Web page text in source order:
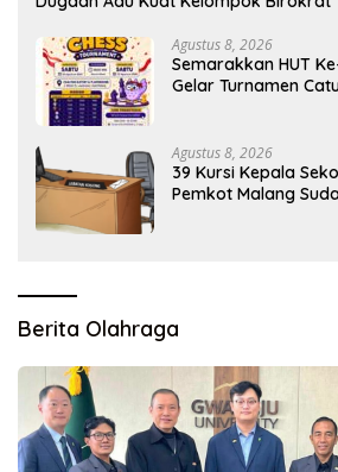
Agustus 8, 2026
Semarakkan HUT
Gelar Turnamen
Agustus 8, 2026
39 Kursi Kepala
Pemkot Malang
Berita Olahraga